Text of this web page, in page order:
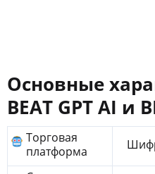
Основные
BEAT GPT AI и
Торговая
платформа